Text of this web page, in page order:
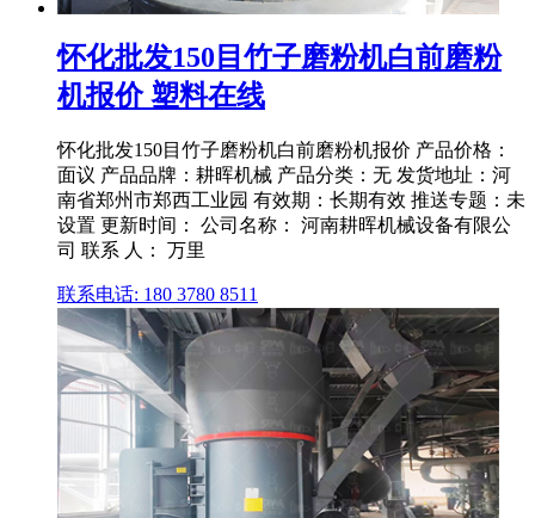
怀化批发150目竹子磨粉机白前磨粉
机报价 塑料在线
怀化批发150目竹子磨粉机白前磨粉机报价 产品价格：
面议 产品品牌：耕晖机械 产品分类：无 发货地址：河
南省郑州市郑西工业园 有效期：长期有效 推送专题：未
设置 更新时间： 公司名称： 河南耕晖机械设备有限公
司 联系 人： 万里
联系电话: 180 3780 8511